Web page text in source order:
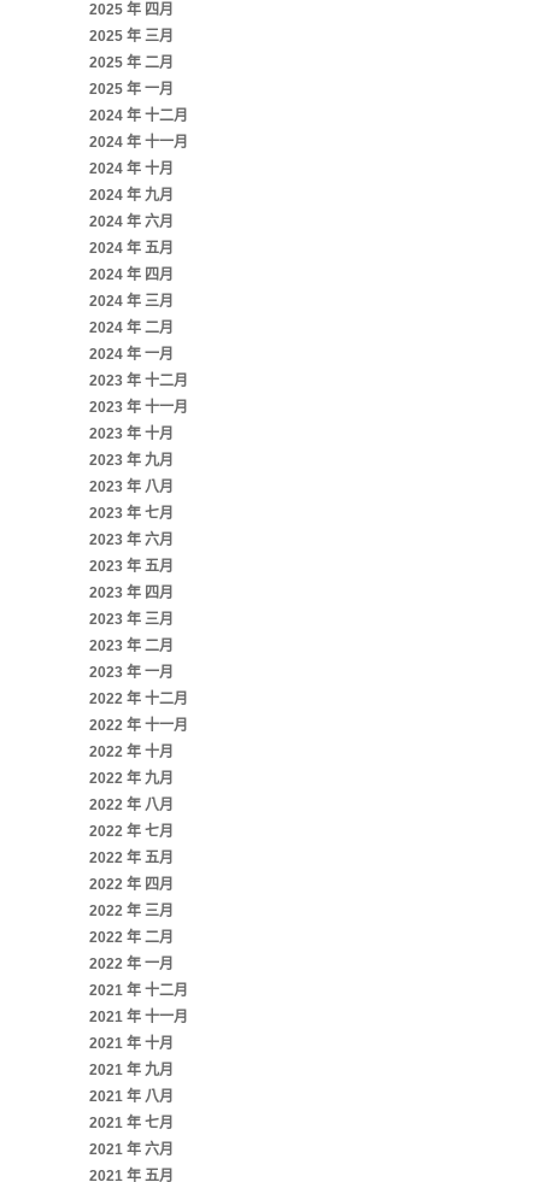
2025 年 四月
2025 年 三月
2025 年 二月
2025 年 一月
2024 年 十二月
2024 年 十一月
2024 年 十月
2024 年 九月
2024 年 六月
2024 年 五月
2024 年 四月
2024 年 三月
2024 年 二月
2024 年 一月
2023 年 十二月
2023 年 十一月
2023 年 十月
2023 年 九月
2023 年 八月
2023 年 七月
2023 年 六月
2023 年 五月
2023 年 四月
2023 年 三月
2023 年 二月
2023 年 一月
2022 年 十二月
2022 年 十一月
2022 年 十月
2022 年 九月
2022 年 八月
2022 年 七月
2022 年 五月
2022 年 四月
2022 年 三月
2022 年 二月
2022 年 一月
2021 年 十二月
2021 年 十一月
2021 年 十月
2021 年 九月
2021 年 八月
2021 年 七月
2021 年 六月
2021 年 五月